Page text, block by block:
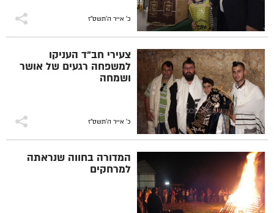
כ' אייר ה׳תשס״ז
צעירי חב"ד העניקו
למשפחה רגעים של אושר
ושמחה
כ' אייר ה׳תשס״ז
המדורה בחווה שנראתה
למרחקים